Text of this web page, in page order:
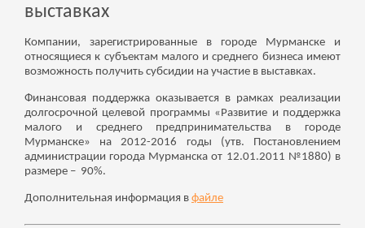
выставках
Компании, зарегистрированные в городе Мурманске и
относящиеся к субъектам малого и среднего бизнеса имеют
возможность получить субсидии на участие в выставках.
Финансовая поддержка оказывается в рамках реализации
долгосрочной целевой программы «Развитие и поддержка
малого и среднего предпринимательства в городе
Мурманске» на 2012-2016 годы (утв. Постановлением
администрации города Мурманска от 12.01.2011 №1880) в
размере – 90%.
Дополнительная информация в файле